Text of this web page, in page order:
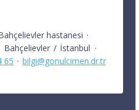
hastanesi ·
Bahçelievler / İstanbul ·
65 · bilgi@gonulcimen.dr.tr